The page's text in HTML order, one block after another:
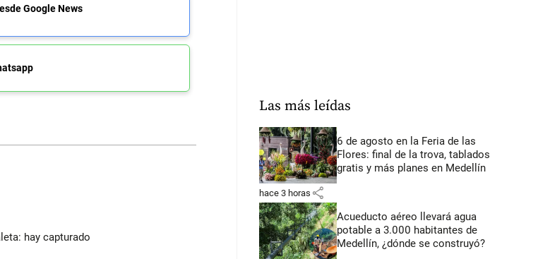
Google News
hay capturado
Las más leídas
6 de agosto en la Feria de las
Flores: final de la trova, tablados
gratis y más planes en Medellín
hace 3 horas share
Acueducto aéreo llevará agua
potable a 3.000 habitantes de
Medellín, ¿dónde se construyó?